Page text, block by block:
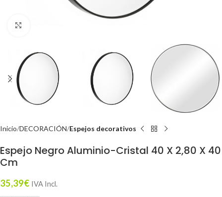
Inicio DECORACIÓN Espejos decorativos
Espejo Negro Aluminio-Cristal 40 X 2,80 X 40
Cm
35,39€ IVA Incl.